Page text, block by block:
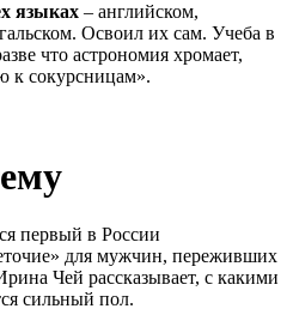
языках – английском,
Освоил их сам. Учеба в
что астрономия хромает,
к сокурсницам».
первый в России
для мужчин, переживших
Чей рассказывает, с какими
сильный пол.